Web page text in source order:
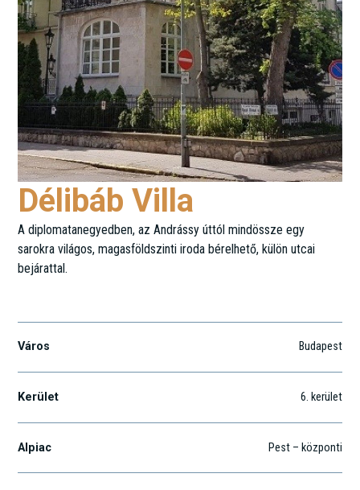
Délibáb Villa
A diplomatanegyedben, az Andrássy úttól mindössze egy
sarokra világos, magasföldszinti iroda bérelhető, külön utcai
bejárattal.
Város Budapest
Kerület 6. kerület
Alpiac Pest – központi